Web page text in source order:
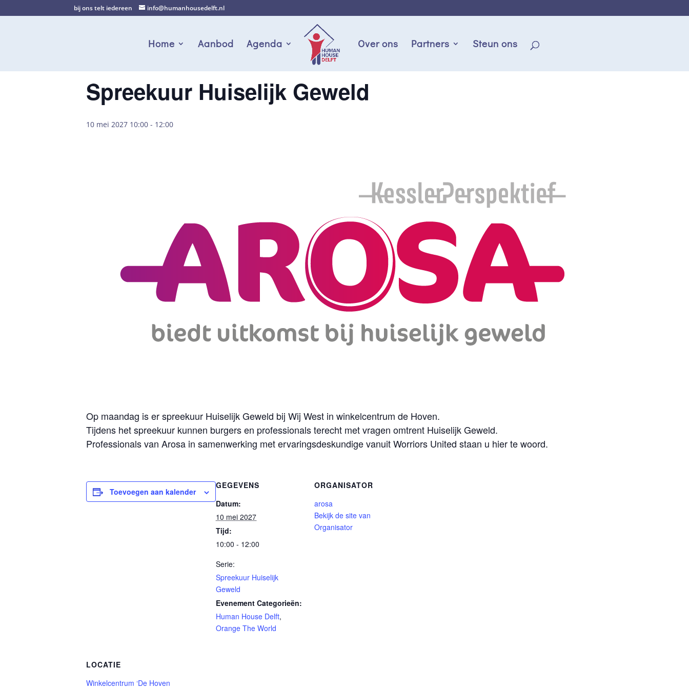
bij ons telt iedereen info@humanhousedelft.nl
Home Aanbod Agenda Over ons Partners Steun ons
Spreekuur Huiselijk Geweld
10 mei 2027 10:00 - 12:00
Op maandag is er spreekuur Huiselijk Geweld bij Wij West in winkelcentrum de Hoven.
Tijdens het spreekuur kunnen burgers en professionals terecht met vragen omtrent Huiselijk Geweld.
Professionals van Arosa in samenwerking met ervaringsdeskundige vanuit Worriors United staan u hier te woord.
Toevoegen aan kalender
GEGEVENS
Datum:
10 mei 2027
Tijd:
10:00 - 12:00
Serie:
Spreekuur Huiselijk
Geweld
Evenement Categorieën:
Human House Delft,
Orange The World
ORGANISATOR
arosa
Bekijk de site van
Organisator
LOCATIE
Winkelcentrum ‘De Hoven